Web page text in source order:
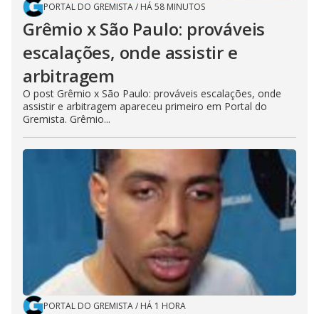
PORTAL DO GREMISTA/ HÁ 58 MINUTOS
Grêmio x São Paulo: prováveis
escalações, onde assistir e
arbitragem
O post Grêmio x São Paulo: prováveis escalações, onde
assistir e arbitragem apareceu primeiro em Portal do
Gremista. Grêmio...
PORTAL DO GREMISTA/ HÁ 1 HORA